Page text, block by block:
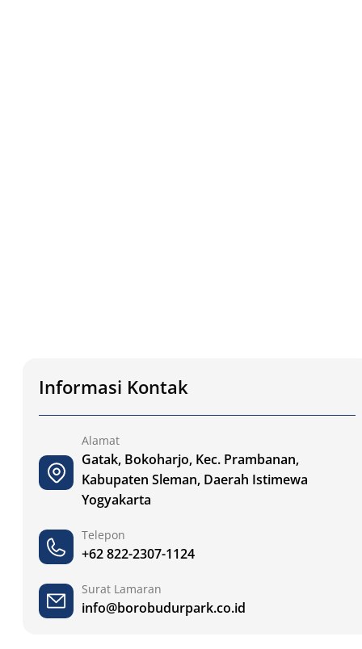
Informasi Kontak
Alamat
Gatak, Bokoharjo, Kec. Prambanan,
Kabupaten Sleman, Daerah Istimewa
Yogyakarta
Telepon
+62 822-2307-1124
Surat Lamaran
info@borobudurpark.co.id